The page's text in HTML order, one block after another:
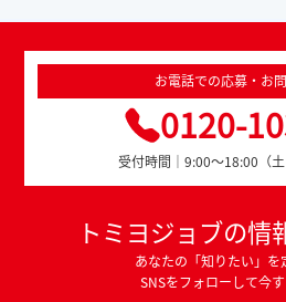
お電話での応募・お
0120-
受付時間｜9:00～18:00（土
トミヨジョブの情
あなたの「知りたい」を
SNSをフォローして今す